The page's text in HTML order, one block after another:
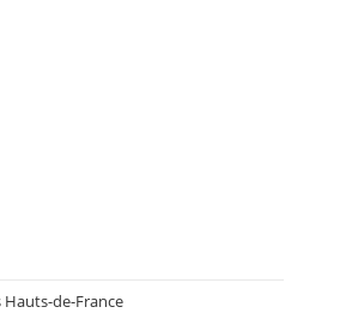
Hauts-de-France